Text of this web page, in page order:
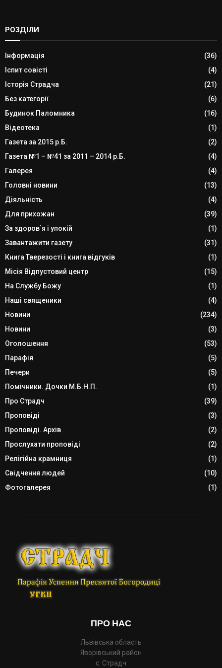
РОЗДІЛИ
Інформація
(36)
Іспит совісті
(4)
Історія Страдча
(21)
Без категорії
(6)
Будинок Паломника
(16)
Відеотека
(1)
Газета за 2015 р.Б.
(2)
Газета №1 – №41 за 2011 – 2014 р.Б.
(4)
Галерея
(4)
Головні новини
(13)
Діяльність
(4)
Для прихожан
(39)
За здоров`я і упокій
(1)
Завантажити газету
(31)
Книга Тверезості і книга відгуків
(1)
Місія Відпустовий центр
(15)
На Службу Божу
(1)
Наші священики
(4)
Новини
(234)
Новини
(3)
Оголошення
(53)
Парафія
(5)
Печери
(5)
Помічники. Дочки М.Б.Н.П.
(1)
Про Страдч
(39)
Проповіді
(3)
Проповіді. Архів
(2)
Прослухати проповіді
(2)
Релігійна крамниця
(1)
Свідчення людей
(10)
Фотогалерея
(1)
ПРО НАС
Львівська область
Яворівський район
с. Страдч